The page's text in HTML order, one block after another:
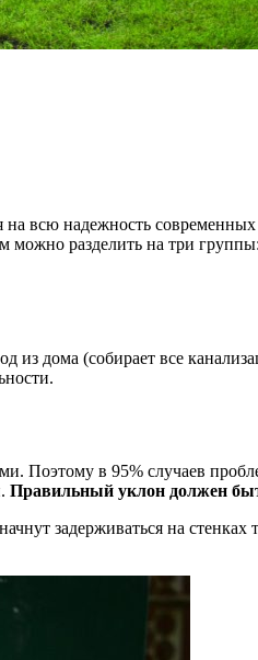
всю надежность
можно разделить на три группы:
из дома (собирает все
в 95% случаев
Правильный уклон должен
задерживаться на